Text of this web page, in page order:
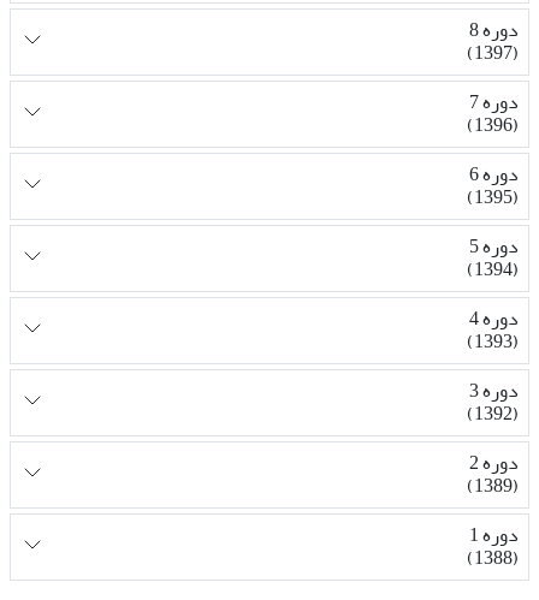
دوره 8
(1397)
دوره 7
(1396)
دوره 6
(1395)
دوره 5
(1394)
دوره 4
(1393)
دوره 3
(1392)
دوره 2
(1389)
دوره 1
(1388)